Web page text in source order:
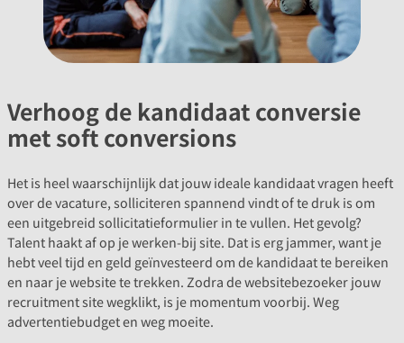
Verhoog de kandidaat conversie
met soft conversions
Het is heel waarschijnlijk dat jouw ideale kandidaat vragen heeft
over de vacature, solliciteren spannend vindt of te druk is om
een uitgebreid sollicitatieformulier in te vullen. Het gevolg?
Talent haakt af op je werken-bij site. Dat is erg jammer, want je
hebt veel tijd en geld geïnvesteerd om de kandidaat te bereiken
en naar je website te trekken. Zodra de websitebezoeker jouw
recruitment site wegklikt, is je momentum voorbij. Weg
advertentiebudget en weg moeite.